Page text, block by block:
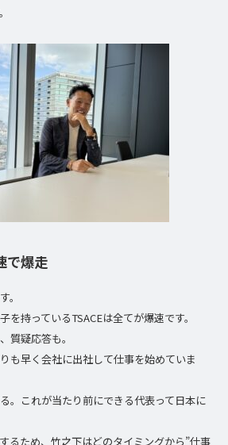
で爆走
。
を持っているTSACEは全てが爆速です。
質疑応答も。
も早く会社に出社して仕事を始めていま
。これが当たり前にできる代表って日本に
るため、竹之下はどのタイミングから”仕事